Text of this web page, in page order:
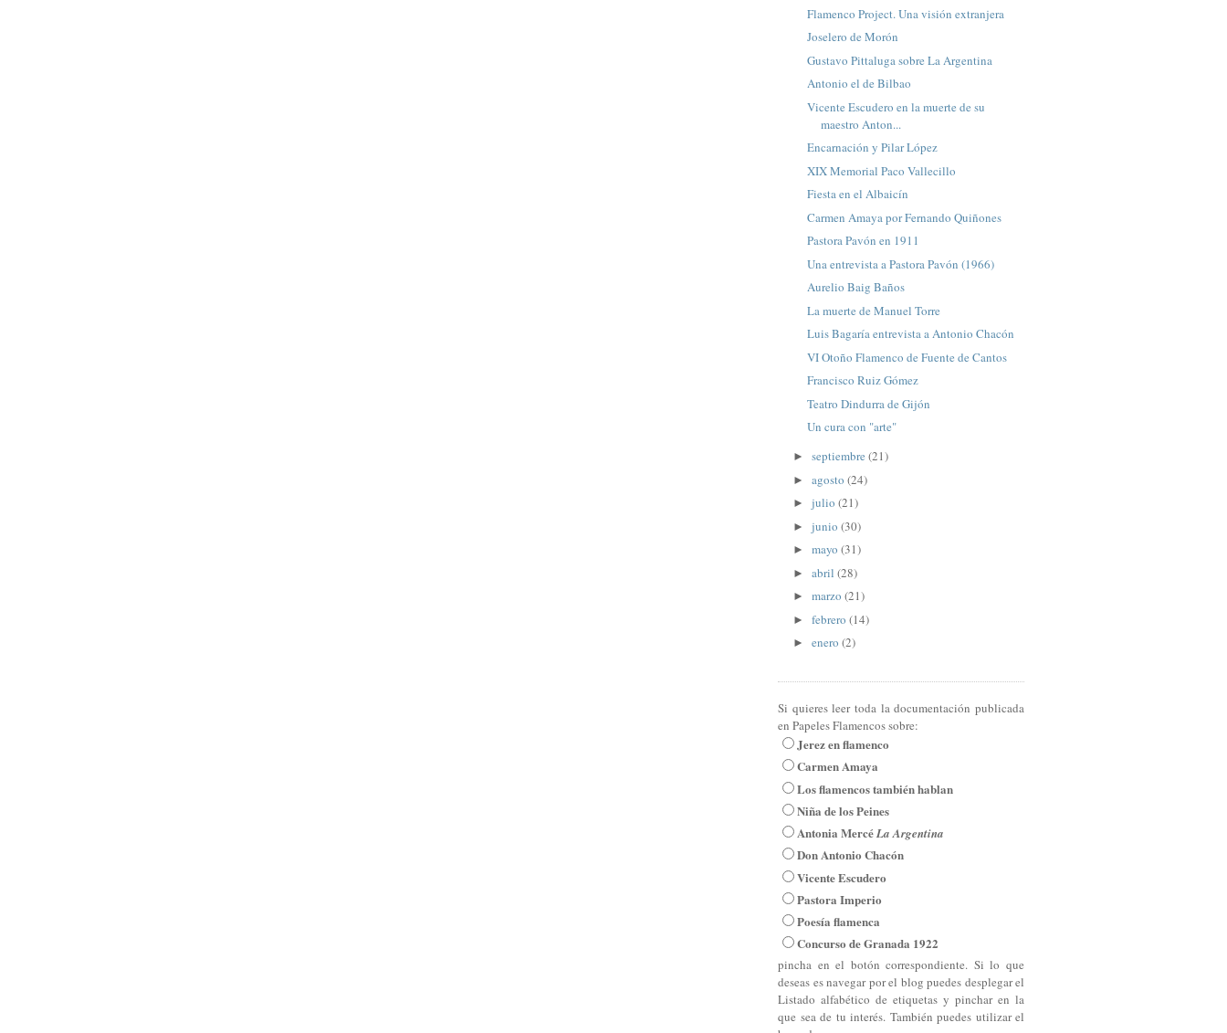
Flamenco Project. Una visión extranjera
Joselero de Morón
Gustavo Pittaluga sobre La Argentina
Antonio el de Bilbao
Vicente Escudero en la muerte de su
maestro Anton...
Encarnación y Pilar López
XIX Memorial Paco Vallecillo
Fiesta en el Albaicín
Carmen Amaya por Fernando Quiñones
Pastora Pavón en 1911
Una entrevista a Pastora Pavón (1966)
Aurelio Baig Baños
La muerte de Manuel Torre
Luis Bagaría entrevista a Antonio Chacón
VI Otoño Flamenco de Fuente de Cantos
Francisco Ruiz Gómez
Teatro Dindurra de Gijón
Un cura con "arte"
► septiembre (21)
► agosto (24)
► julio (21)
► junio (30)
► mayo (31)
► abril (28)
► marzo (21)
► febrero (14)
► enero (2)
Si quieres leer toda la documentación publicada
en Papeles Flamencos sobre:
Jerez en flamenco
Carmen Amaya
Los flamencos también hablan
Niña de los Peines
Antonia MercéLa Argentina
Don Antonio Chacón
Vicente Escudero
Pastora Imperio
Poesía flamenca
Concurso de Granada 1922
pincha en el botón correspondiente. Si lo que
deseas es navegar por el blog puedes desplegar el
Listado alfabético de etiquetas y pinchar en la
que sea de tu interés. También puedes utilizar el